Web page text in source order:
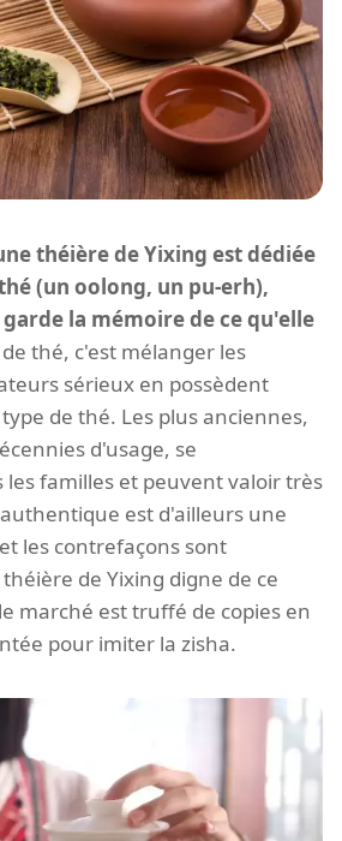
théière de Yixing est dédiée
(un oolong, un pu-erh),
la mémoire de ce qu'elle
thé, c'est mélanger les
sérieux en possèdent
de thé. Les plus anciennes,
d'usage, se
familles et peuvent valoir très
est d'ailleurs une
les contrefaçons sont
de Yixing digne de ce
marché est truffé de copies en
pour imiter la zisha.